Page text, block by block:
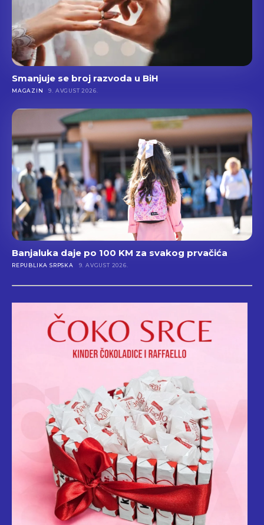
Smanjuje se broj razvoda u BiH
MAGAZIN 9. AVGUST 2026.
Banjaluka daje po 100 KM za svakog prvačića
REPUBLIKA SRPSKA 9. AVGUST 2026.